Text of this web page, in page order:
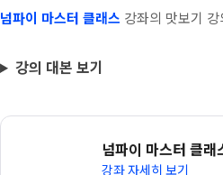
넘파이 마스터 클래스 강좌의 맛보기 강
강의 대본 보기
넘파이 마스터 클래
강좌 자세히 보기